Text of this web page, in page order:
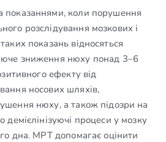
показаннями, коли порушення
розслідування мозкових і
показань відносяться
зниження нюху понад 3–6
ефекту від
носових шляхів,
нюху, а також підозри на
демієлінізуючі процеси у мозку
дна. МРТ допомагає оцінити